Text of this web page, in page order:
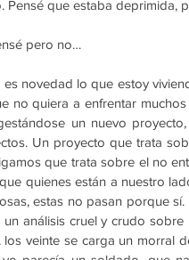
Pensé que estaba deprimida,
pero no…
novedad lo que estoy
no quiera a enfrentar
un nuevo
Un proyecto que trata
que trata sobre el no
quienes están a nuestro
estas no pasan porque
un análisis cruel y crudo
veinte se carga un morral